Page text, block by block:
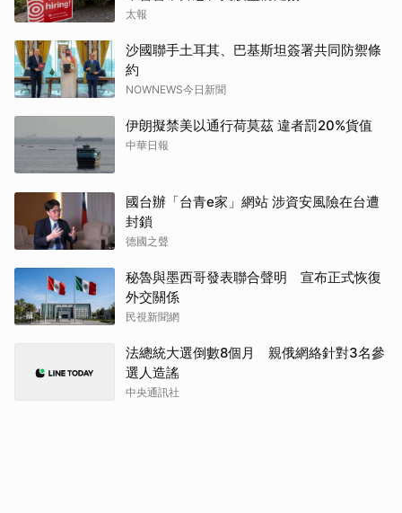
太報
沙國聯手土耳其、巴基斯坦簽署共同防禦條
約
NOWNEWS今日新聞
伊朗擬禁美以通行荷莫茲 違者罰20%貨值
中華日報
國台辦「台青e家」網站 涉資安風險在台遭
封鎖
德國之聲
秘魯與墨西哥發表聯合聲明 宣布正式恢復
外交關係
民視新聞網
法總統大選倒數8個月 親俄網絡針對3名參
選人造謠
中央通訊社